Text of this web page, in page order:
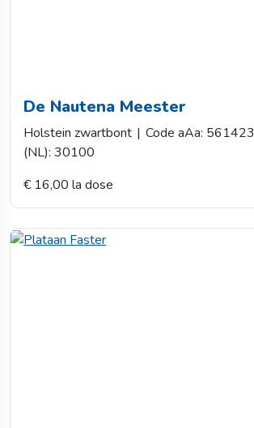
De Nautena Meester
Holstein zwartbont | Code aAa: 561423
(NL): 30100
€ 16,00 la dose